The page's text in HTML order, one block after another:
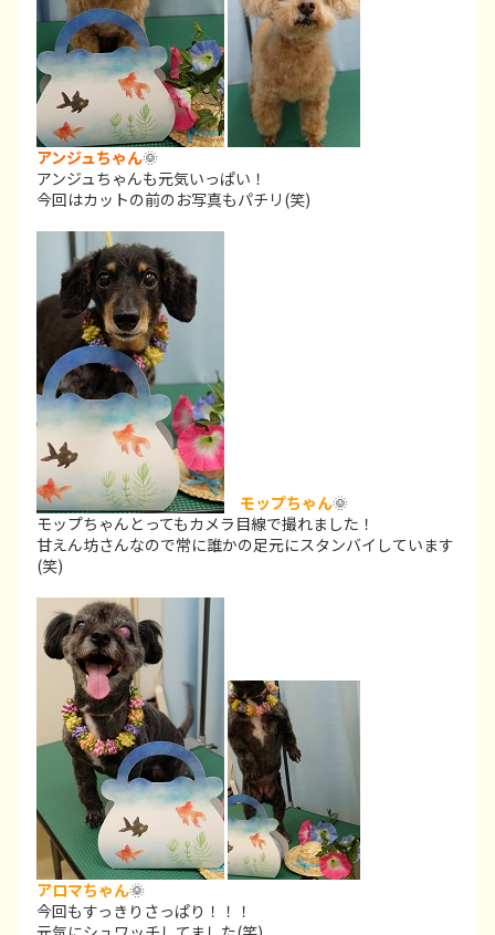
アンジュちゃん🌞
アンジュちゃんも元気いっぱい！
今回はカットの前のお写真もパチリ(笑)
モップちゃん🌞
モップちゃんとってもカメラ目線で撮れました！
甘えん坊さんなので常に誰かの足元にスタンバイしています
(笑)
アロマちゃん🌞
今回もすっきりさっぱり！！！